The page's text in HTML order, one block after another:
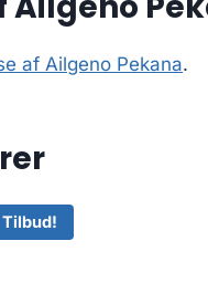
af Ailgeno Pekana.
Tilbud!